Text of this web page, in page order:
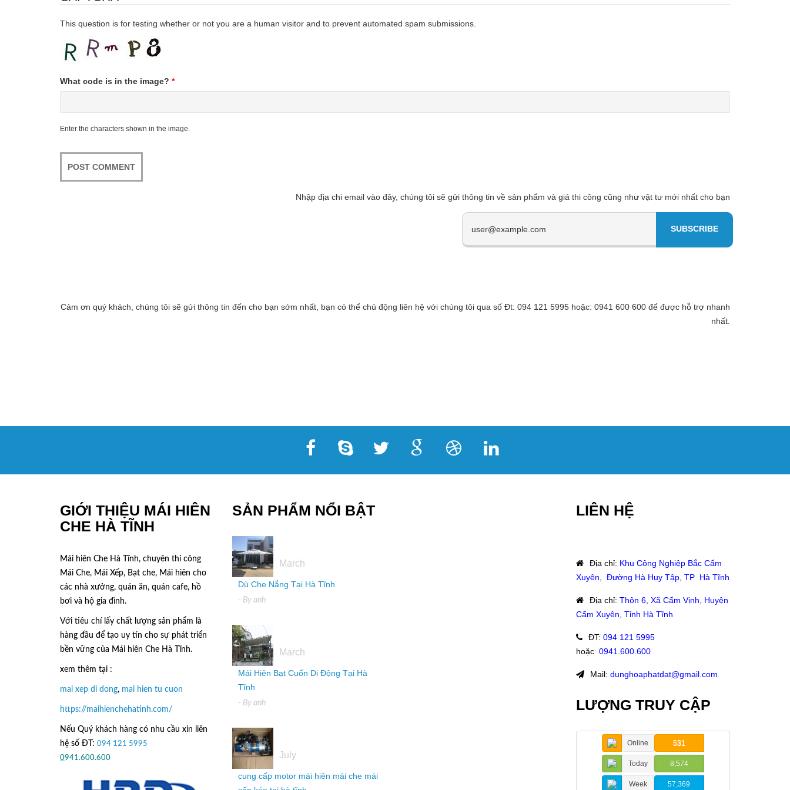
This question is for testing whether or not you are a human visitor and to prevent automated spam submissions.
What code is in the image? *
Enter the characters shown in the image.
Nhập địa chi email vào đây, chúng tôi sẽ gửi thông tin về sản phẩm và giá thi công cũng như vật tư mới nhất cho bạn
Cảm ơn quý khách, chúng tôi sẽ gửi thông tin đến cho bạn sớm nhất, bạn có thể chủ động liên hệ với chúng tôi qua số Đt: 094 121 5995 hoặc: 0941 600 600 để được hỗ trợ nhanh
nhất.
GIỚI THIỆU MÁI HIÊN
CHE HÀ TĨNH
Mái hiên Che Hà Tĩnh, chuyên thi công
Mái Che, Mái Xếp, Bạt che, Mái hiên cho
các nhà xưởng, quán ăn, quán cafe, hồ
bơi và hộ gia đình.
Với tiêu chí lấy chất lượng sản phẩm là
hàng đầu để tạo uy tín cho sự phát triển
bền vững của Mái hiên Che Hà Tĩnh.
xem thêm tại :
mai xep di dong, mai hien tu cuon
https://maihienchehatinh.com/
Nếu Quý khách hàng có nhu cầu xin liên
hệ số ĐT: 094 121 5995
0941.600.600
SẢN PHẨM NỔI BẬT
March
Dù Che Nắng Tại Hà Tĩnh
- By anh
March
Mái Hiên Bạt Cuốn Di Động Tại Hà
Tĩnh
- By anh
July
cung cấp motor mái hiên mái che mái
LIÊN HỆ
Địa chỉ: Khu Công Nghiệp Bắc Cẩm
Xuyên, Đường Hà Huy Tập, TP Hà Tĩnh
Địa chỉ: Thôn 6, Xã Cẩm Vịnh, Huyện
Cẩm Xuyên, Tỉnh Hà Tĩnh
ĐT: 094 121 5995
hoặc: 0941.600.600
Mail: dunghoaphatdat@gmail.com
LƯỢNG TRUY CẬP
Online 531
Today 8,574
Week 57,369